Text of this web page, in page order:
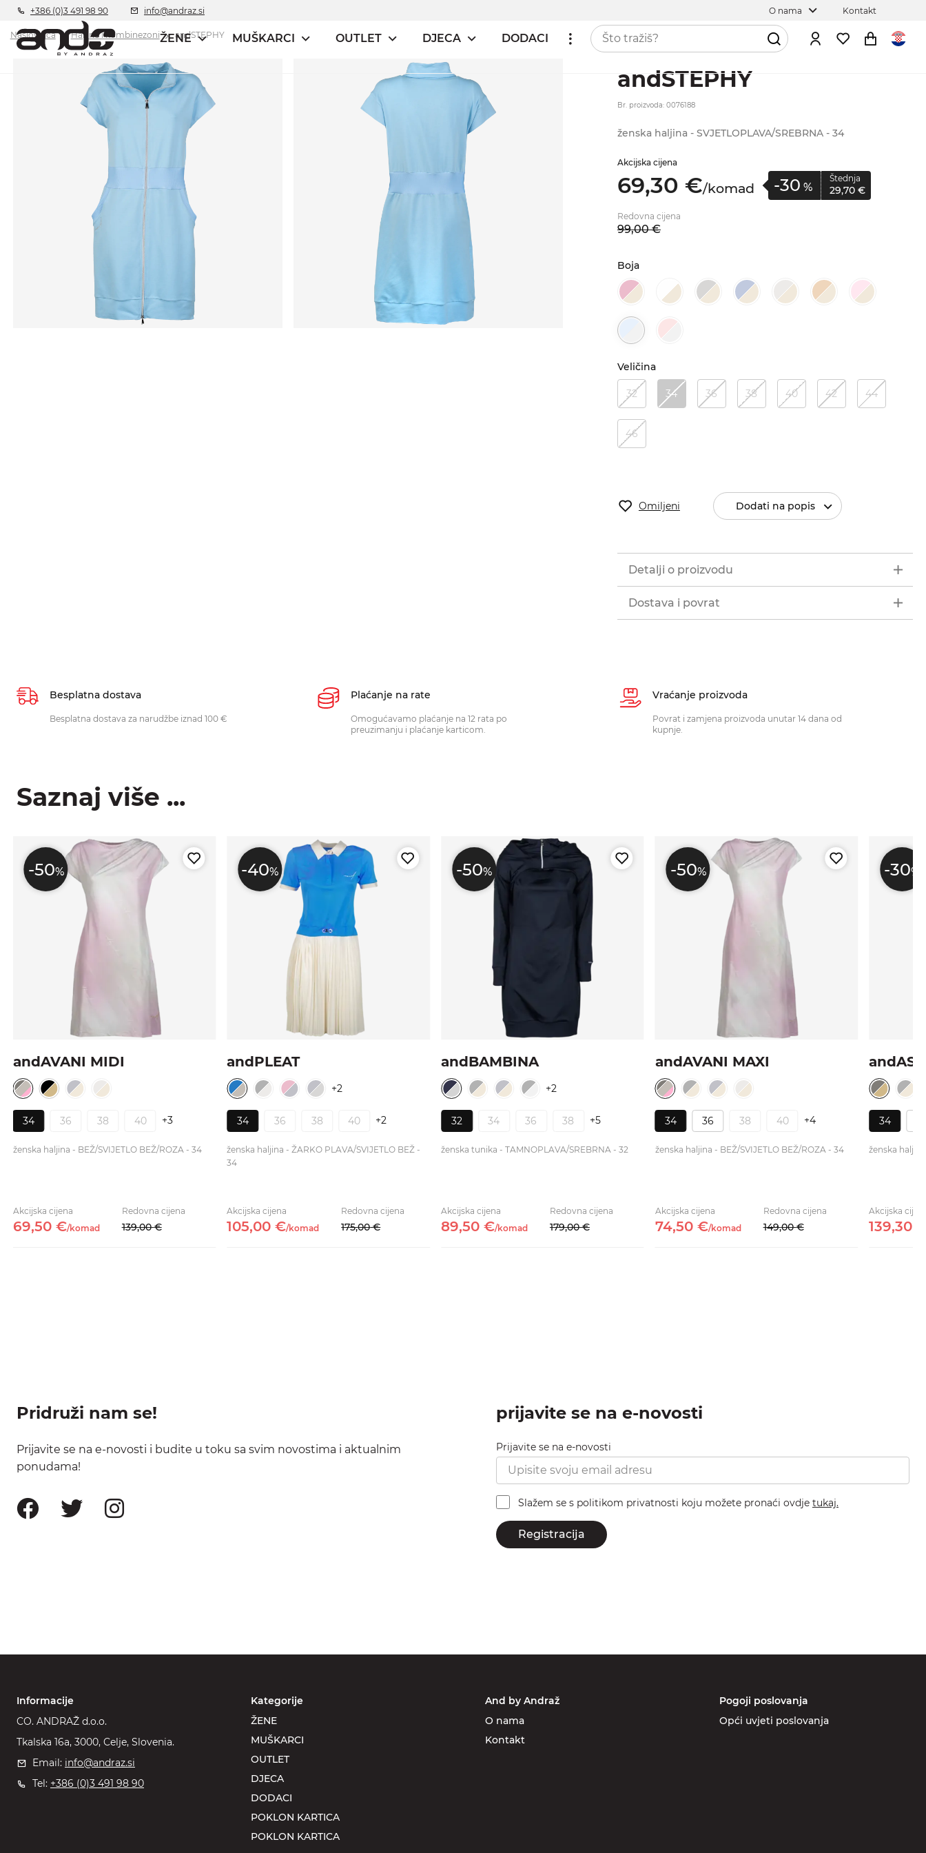
+386 (0)3 491 98 90 info@andraz.si O nama Kontakt
ŽENE MUŠKARCI OUTLET DJECA DODACI
Naslovnica Haljine i kombinezoni andSTEPHY
andSTEPHY
Br. proizvoda: 0076188
ženska haljina - SVJETLOPLAVA/SREBRNA - 34
Akcijska cijena
69,30 €/komad -30 %
Štednja
29,70 €
Redovna cijena
99,00 €
Boja
Veličina
32 34 36 38 40 42 44
46
Omiljeni Dodati na popis
Detalji o proizvodu
Dostava i povrat
Besplatna dostava
Besplatna dostava za narudžbe iznad 100 €
Plaćanje na rate
Omogućavamo plaćanje na 12 rata po
preuzimanju i plaćanje karticom.
Vraćanje proizvoda
Povrat i zamjena proizvoda unutar 14 dana od
kupnje.
Saznaj više ...
-50%
andAVANI MIDI
34 36 38 40 +3
ženska haljina - BEŽ/SVIJETLO BEŽ/ROZA - 34
Akcijska cijena
69,50 €/komad
Redovna cijena
139,00 €
-40%
andPLEAT
+2
34 36 38 40 +2
ženska haljina - ŽARKO PLAVA/SVIJETLO BEŽ -
34
Akcijska cijena
105,00 €/komad
Redovna cijena
175,00 €
-50%
andBAMBINA
+2
32 34 36 38 +5
ženska tunika - TAMNOPLAVA/SREBRNA - 32
Akcijska cijena
89,50 €/komad
Redovna cijena
179,00 €
-50%
andAVANI MAXI
34 36 38 40 +4
ženska haljina - BEŽ/SVIJETLO BEŽ/ROZA - 34
Akcijska cijena
74,50 €/komad
Redovna cijena
149,00 €
-30%
34
ženska
Akcijska
139,30
Pridruži nam se!
Prijavite se na e-novosti i budite u toku sa svim novostima i aktualnim
ponudama!
prijavite se na e-novosti
Prijavite se na e-novosti
Slažem se s politikom privatnosti koju možete pronaći ovdje tukaj.
Registracija
Informacije
CO. ANDRAŽ d.o.o.
Tkalska 16a, 3000, Celje, Slovenia.
Email: info@andraz.si
Tel: +386 (0)3 491 98 90
Kategorije
ŽENE
MUŠKARCI
OUTLET
DJECA
DODACI
POKLON KARTICA
POKLON KARTICA
And by Andraž
O nama
Kontakt
Pogoji poslovanja
Opći uvjeti poslovanja